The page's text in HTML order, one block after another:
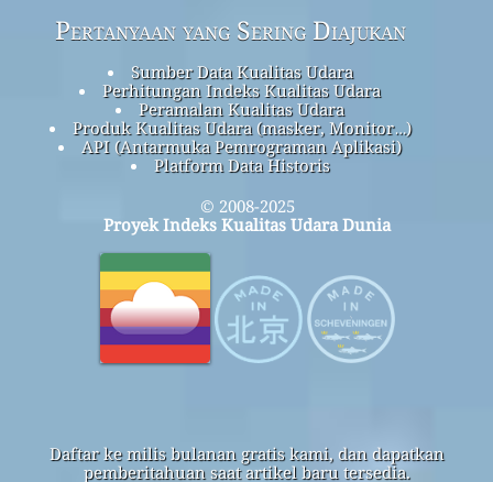
Pertanyaan yang Sering Diajukan
Sumber Data Kualitas Udara
Perhitungan Indeks Kualitas Udara
Peramalan Kualitas Udara
Produk Kualitas Udara (masker, Monitor…)
API (Antarmuka Pemrograman Aplikasi)
Platform Data Historis
© 2008-2025
Proyek Indeks Kualitas Udara Dunia
Daftar ke milis bulanan gratis kami, dan dapatkan
pemberitahuan saat artikel baru tersedia.